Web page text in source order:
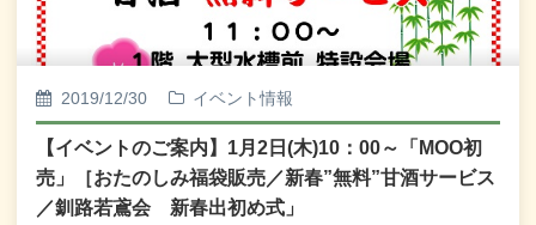
の福袋にパワーアップいたしますよ。是非とも大吉を狙ってくだ
さいね。 大吉 1本：福袋アップグレードセット(5,000
円相当) 中吉 3本：福袋アップグレードセット(3,000円
当) 吉 21本： カニ味ラーメン(5食入) (1,000円相当)
るくお迎えいただきたいと存じます。どうぞ皆様、1月2日(木)10：
00からのMOO初売にお越しくださいませ。
2019/12/30 イベント情報
【イベントのご案内】1月2日(木)10：00～「MOO初
売」［おたのしみ福袋販売／新春”無料”甘酒サービス
／釧路若鳶会 新春出初め式」